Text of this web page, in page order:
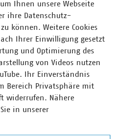
Berlin – Ausgabe
Ihnen unsere Webseite
ihre Datenschutz-
können. Weitere Cookies
Ihrer Einwilligung gesetzt
und Optimierung des
von Videos nutzen
Ihr Einverständnis
Bereich Privatsphäre mit
widerrufen. Nähere
in unserer